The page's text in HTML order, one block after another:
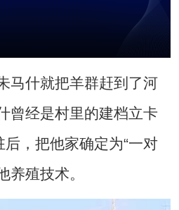
什就把羊群赶到了河
曾经是村里的建档立卡
，把他家确定为“一对
养殖技术。